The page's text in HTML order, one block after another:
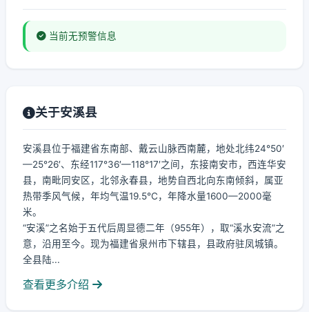
当前无预警信息
关于安溪县
安溪县位于福建省东南部、戴云山脉西南麓，地处北纬24°50′
—25°26′、东经117°36′—118°17′之间，东接南安市，西连华安
县，南毗同安区，北邻永春县，地势自西北向东南倾斜，属亚
热带季风气候，年均气温19.5℃，年降水量1600—2000毫
米。
“安溪”之名始于五代后周显德二年（955年），取“溪水安流”之
意，沿用至今。现为福建省泉州市下辖县，县政府驻凤城镇。
全县陆...
查看更多介绍